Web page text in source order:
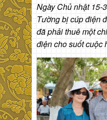
Ngày Chủ nhật 15-
Tường bị cúp điện
đã phải thuê một
điện cho suốt cuộc